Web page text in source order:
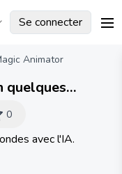
Se connecter
Animator
quelques
0
avec l'IA.